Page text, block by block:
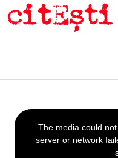
This
is
a
The media could
server or network